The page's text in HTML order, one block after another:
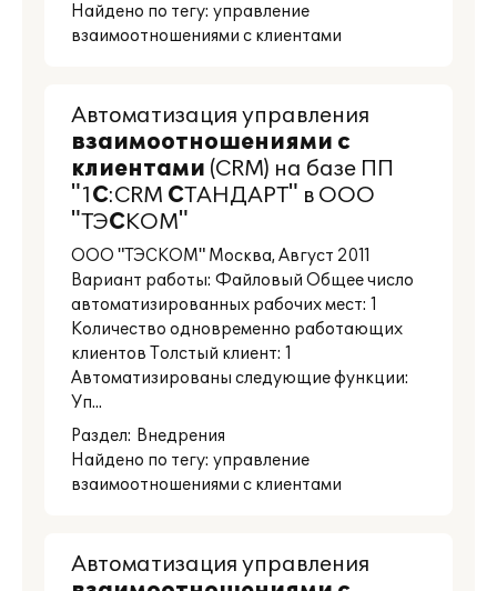
Найдено по тегу: управление
взаимоотношениями с клиентами
Автоматизация управления
взаимоотношениями с
клиентами (CRM) на базе ПП
"1С:CRM СТАНДАРТ" в ООО
"ТЭСКОМ"
ООО "ТЭСКОМ" Москва, Август 2011
Вариант работы: Файловый Общее число
автоматизированных рабочих мест: 1
Количество одновременно работающих
клиентов Толстый клиент: 1
Автоматизированы следующие функции:
Уп...
Раздел: Внедрения
Найдено по тегу: управление
взаимоотношениями с клиентами
Автоматизация управления